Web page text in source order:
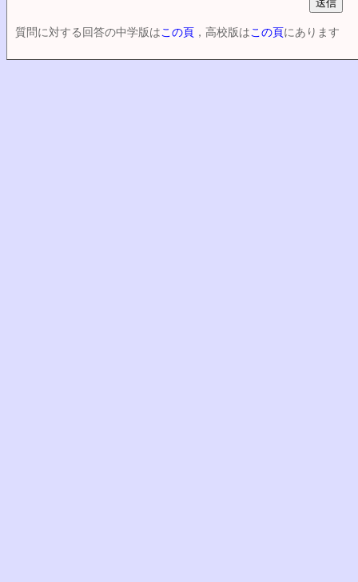
質問に対する回答の中学版はこの頁 ，高校版はこの頁にあります